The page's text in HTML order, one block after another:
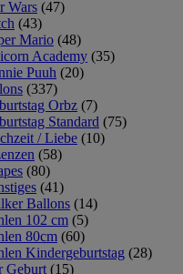
Wars (47)
(43)
Mario (48)
Academy (35)
Puuh (20)
(337)
Orbz (7)
Standard (75)
/ Liebe (10)
(58)
(80)
(41)
Ballons (14)
102 cm (5)
80cm (60)
Kindergeburtstag (28)
Geburt (15)